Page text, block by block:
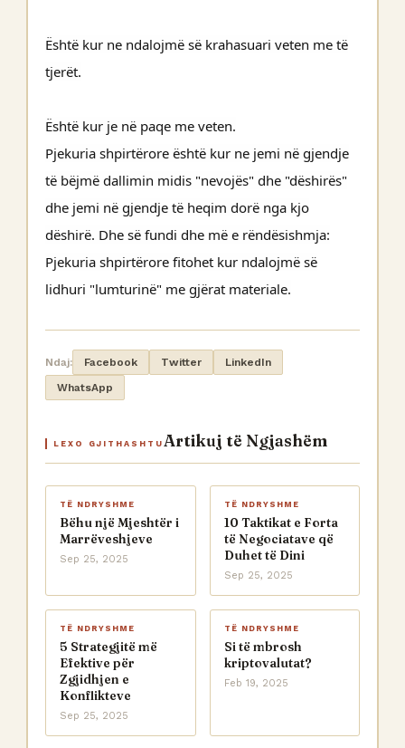
Është kur ne ndalojmë së krahasuari veten me të
tjerët.
Është kur je në paqe me veten.
Pjekuria shpirtërore është kur ne jemi në gjendje
të bëjmë dallimin midis "nevojës" dhe "dëshirës"
dhe jemi në gjendje të heqim dorë nga kjo
dëshirë. Dhe së fundi dhe më e rëndësishmja:
Pjekuria shpirtërore fitohet kur ndalojmë së
lidhuri "lumturinë" me gjërat materiale.
Ndaj: Facebook Twitter
LinkedIn
WhatsApp
LEXO GJITHASHTU Artikuj të Ngjashëm
TË NDRYSHME
Bëhu një Mjeshtër i
Marrëveshjeve
Sep 25, 2025
TË NDRYSHME
10 Taktikat e Forta
të Negociatave që
Duhet të Dini
Sep 25, 2025
TË NDRYSHME
5 Strategjitë më
Efektive për
Zgjidhjen e
Konflikteve
Sep 25, 2025
TË NDRYSHME
Si të mbrosh
kriptovalutat?
Feb 19, 2025